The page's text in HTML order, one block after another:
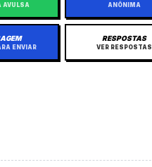
AVULSA ANÔNIMA
ENVIAR
RESPOSTAS
VER RESPOSTAS